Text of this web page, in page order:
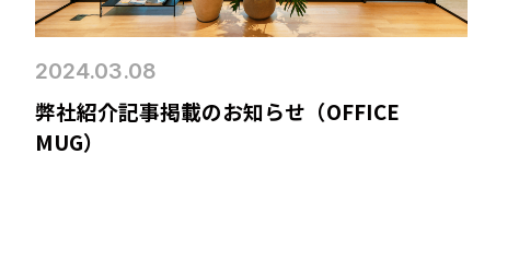
2024.03.08
弊社紹介記事掲載のお知らせ（OFFICE
MUG）